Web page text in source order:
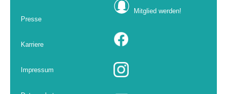
Presse
Karriere
Impressum
Mitglied werden!